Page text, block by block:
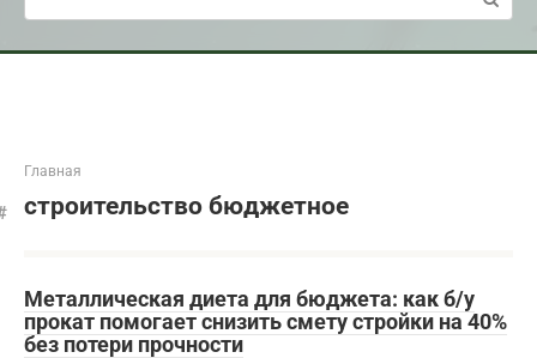
Главная
строительство бюджетное
Металлическая диета для бюджета: как б/у
прокат помогает снизить смету стройки на 40%
без потери прочности